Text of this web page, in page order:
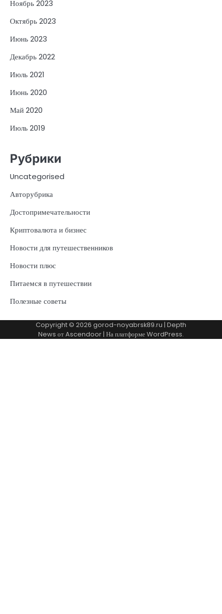
Ноябрь 2023
Октябрь 2023
Июнь 2023
Декабрь 2022
Июль 2021
Июнь 2020
Май 2020
Июль 2019
Рубрики
Uncategorised
Авторубрика
Достопримечательности
Криптовалюта и бизнес
Новости для путешественников
Новости плюс
Питаемся в путешествии
Полезные советы
Copyright © 2026 gorod-noyabrsk89.ru | Depth
News отAscendoor| На платформеWordPress.